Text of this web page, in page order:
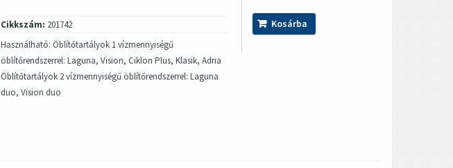
Cikkszám: 201742
Használható: Öblítőtartályok 1 vízmennyiségű
öblítőrendszerrel: Laguna, Vision, Ciklon Plus, Klasik, Adria
Öblítőtartályok 2 vízmennyiségű öblítőrendszerrel: Laguna
duo, Vision duo
Kosárba